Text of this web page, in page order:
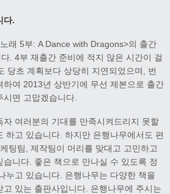
다.
래 5부: A Dance with Dragons>의 출간
. 4부 재출간 준비에 적지 않은 시간이 걸
당초 계획보다 상당히 지연되었으며, 번
하여 2013년 상반기에 무선 제본으로 출간
면 고맙겠습니다.
자 여러분의 기대를 만족시켜드리지 못할
하고 있습니다. 하지만 은행나무에서도 편
팅팀, 제작팀이 머리를 맞대고 고민하고
니다. 좋은 책으로 만나실 수 있도록 정
누고 있습니다. 은행나무는 다양한 책을
있는 출판사입니다. 은행나무에 주시는